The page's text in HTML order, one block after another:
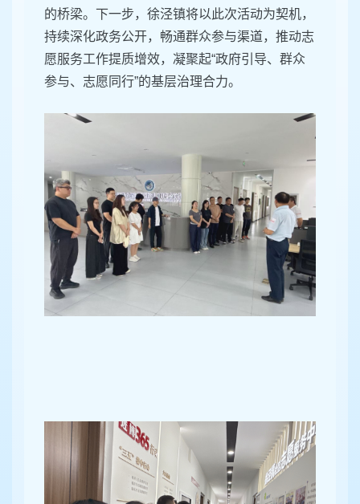
的桥梁。下一步，徐泾镇将以此次活动为契机，
持续深化政务公开，畅通群众参与渠道，推动志
愿服务工作提质增效，凝聚起“政府引导、群众
参与、志愿同行”的基层治理合力。